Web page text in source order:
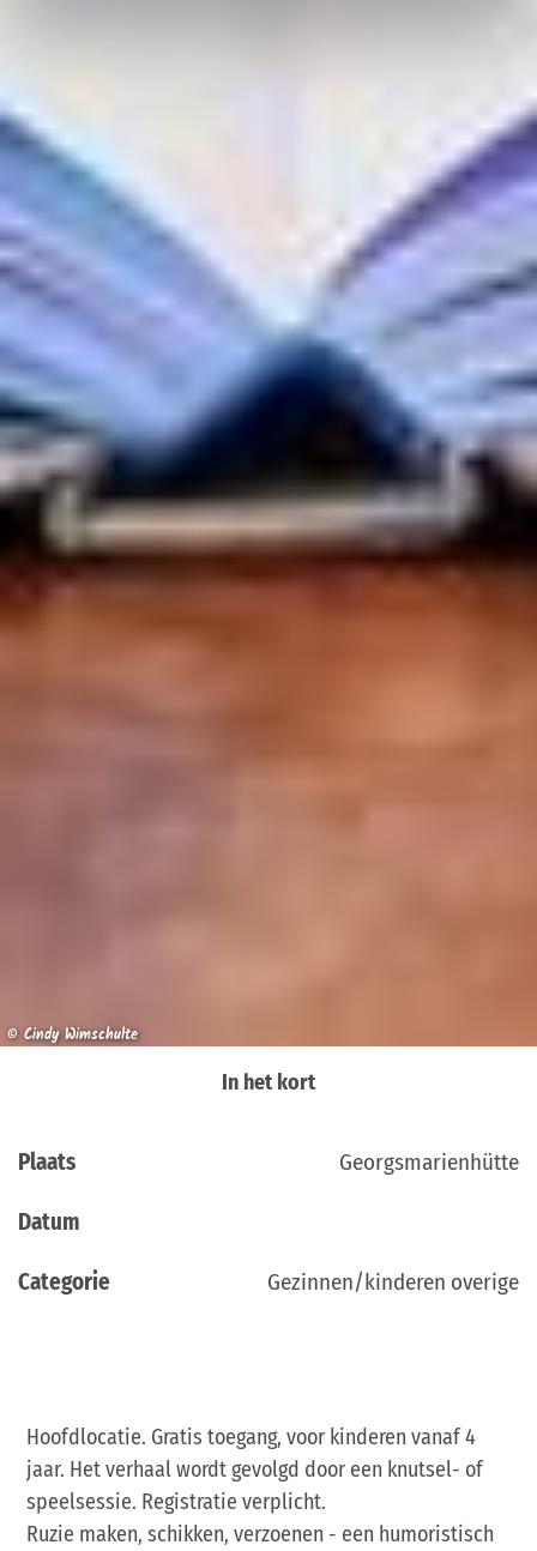
© Cindy Wimschulte
In het kort
Plaats Georgsmarienhütte
Datum
Categorie Gezinnen/kinderen overige
Hoofdlocatie. Gratis toegang, voor kinderen vanaf 4
jaar. Het verhaal wordt gevolgd door een knutsel- of
speelsessie. Registratie verplicht.
Ruzie maken, schikken, verzoenen - een humoristisch